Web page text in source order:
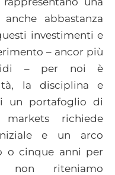
abbastanza
investimenti e
– ancor più
– per noi è
la disciplina e
un portafoglio di
richiede
e un arco
o cinque anni per
non riteniamo